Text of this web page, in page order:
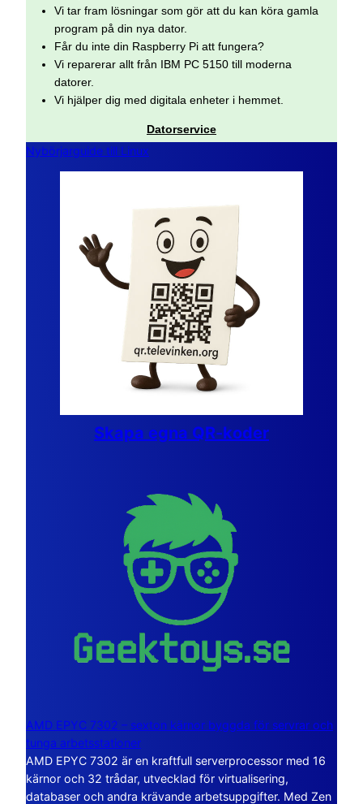
Vi tar fram lösningar som gör att du kan köra gamla
program på din nya dator.
Får du inte din Raspberry Pi att fungera?
Vi reparerar allt från IBM PC 5150 till moderna
datorer.
Vi hjälper dig med digitala enheter i hemmet.
Datorservice
Nybörjarguide till Linux
Skapa egna QR-koder
AMD EPYC 7302 – sexton kärnor byggda för servrar och
tunga arbetsstationer
AMD EPYC 7302 är en kraftfull serverprocessor med 16
kärnor och 32 trådar, utvecklad för virtualisering,
databaser och andra krävande arbetsuppgifter. Med Zen